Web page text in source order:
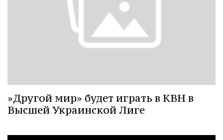
»Другой мир» будет играть в КВН в
Высшей Украинской Лиге